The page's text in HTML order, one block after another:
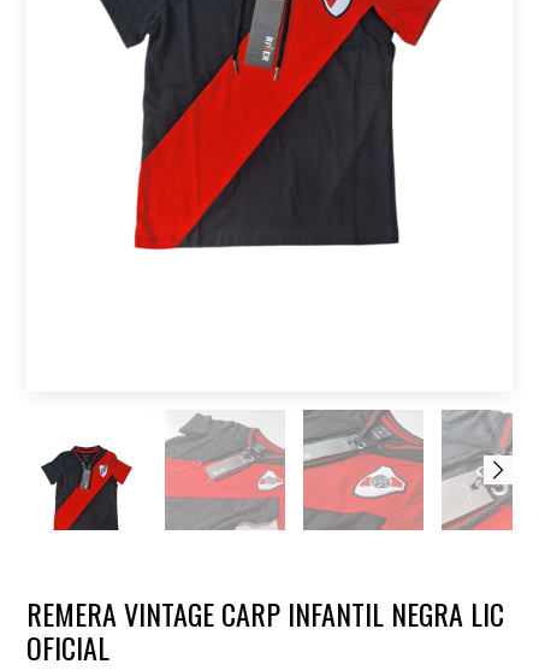
REMERA VINTAGE CARP INFANTIL NEGRA LIC
OFICIAL